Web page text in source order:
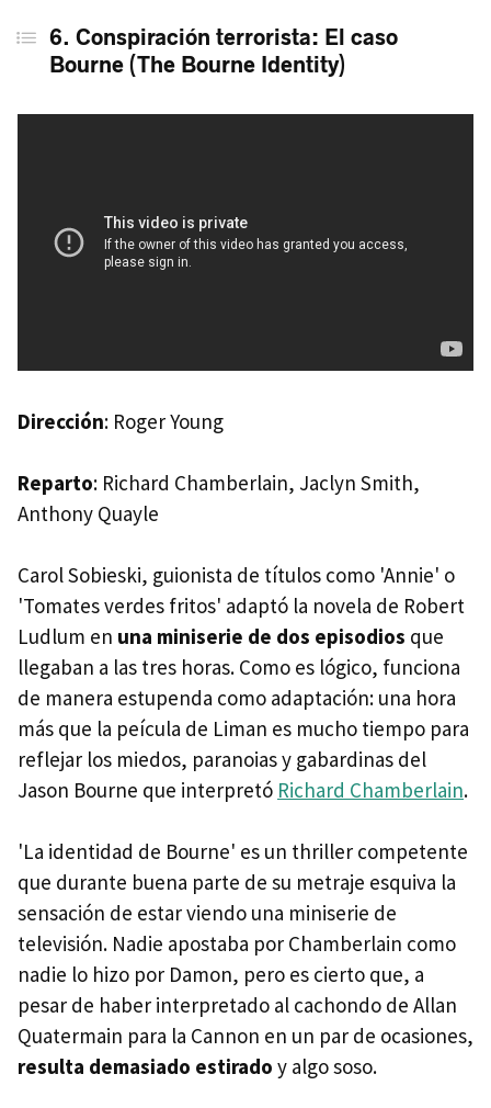
5. El legado de Bourne (The Bourne Legacy)
1. El ultimátum de Bourne (The Bourne Ultimatum)
6. Conspiración terrorista: El caso
Bourne (The Bourne Identity)
Dirección: Roger Young
Reparto: Richard Chamberlain, Jaclyn Smith,
Anthony Quayle
Carol Sobieski, guionista de títulos como 'Annie' o
'Tomates verdes fritos' adaptó la novela de Robert
Ludlum en una miniserie de dos episodios que
llegaban a las tres horas. Como es lógico, funciona
de manera estupenda como adaptación: una hora
más que la peícula de Liman es mucho tiempo para
reflejar los miedos, paranoias y gabardinas del
Jason Bourne que interpretó Richard Chamberlain.
'La identidad de Bourne' es un thriller competente
que durante buena parte de su metraje esquiva la
sensación de estar viendo una miniserie de
televisión. Nadie apostaba por Chamberlain como
nadie lo hizo por Damon, pero es cierto que, a
pesar de haber interpretado al cachondo de Allan
Quatermain para la Cannon en un par de ocasiones,
resulta demasiado estirado y algo soso.